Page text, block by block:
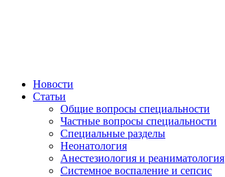
Новости
Статьи
Общие вопросы специальности
Частные вопросы специальности
Специальные разделы
Неонатология
Анестезиология и реаниматология
Системное воспаление и сепсис